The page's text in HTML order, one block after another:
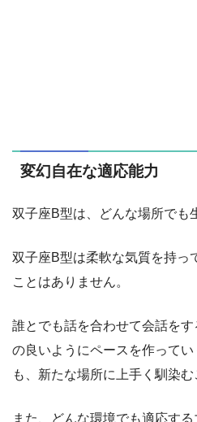
変幻自在な適応能力
双子座B型は、どんな場所でも
双子座B型は柔軟な気質を持っ
ことはありません。
誰とでも話を合わせて会話を
の良いようにペースを作って
も、新たな場所に上手く馴染む
また、どんな環境でも適応する